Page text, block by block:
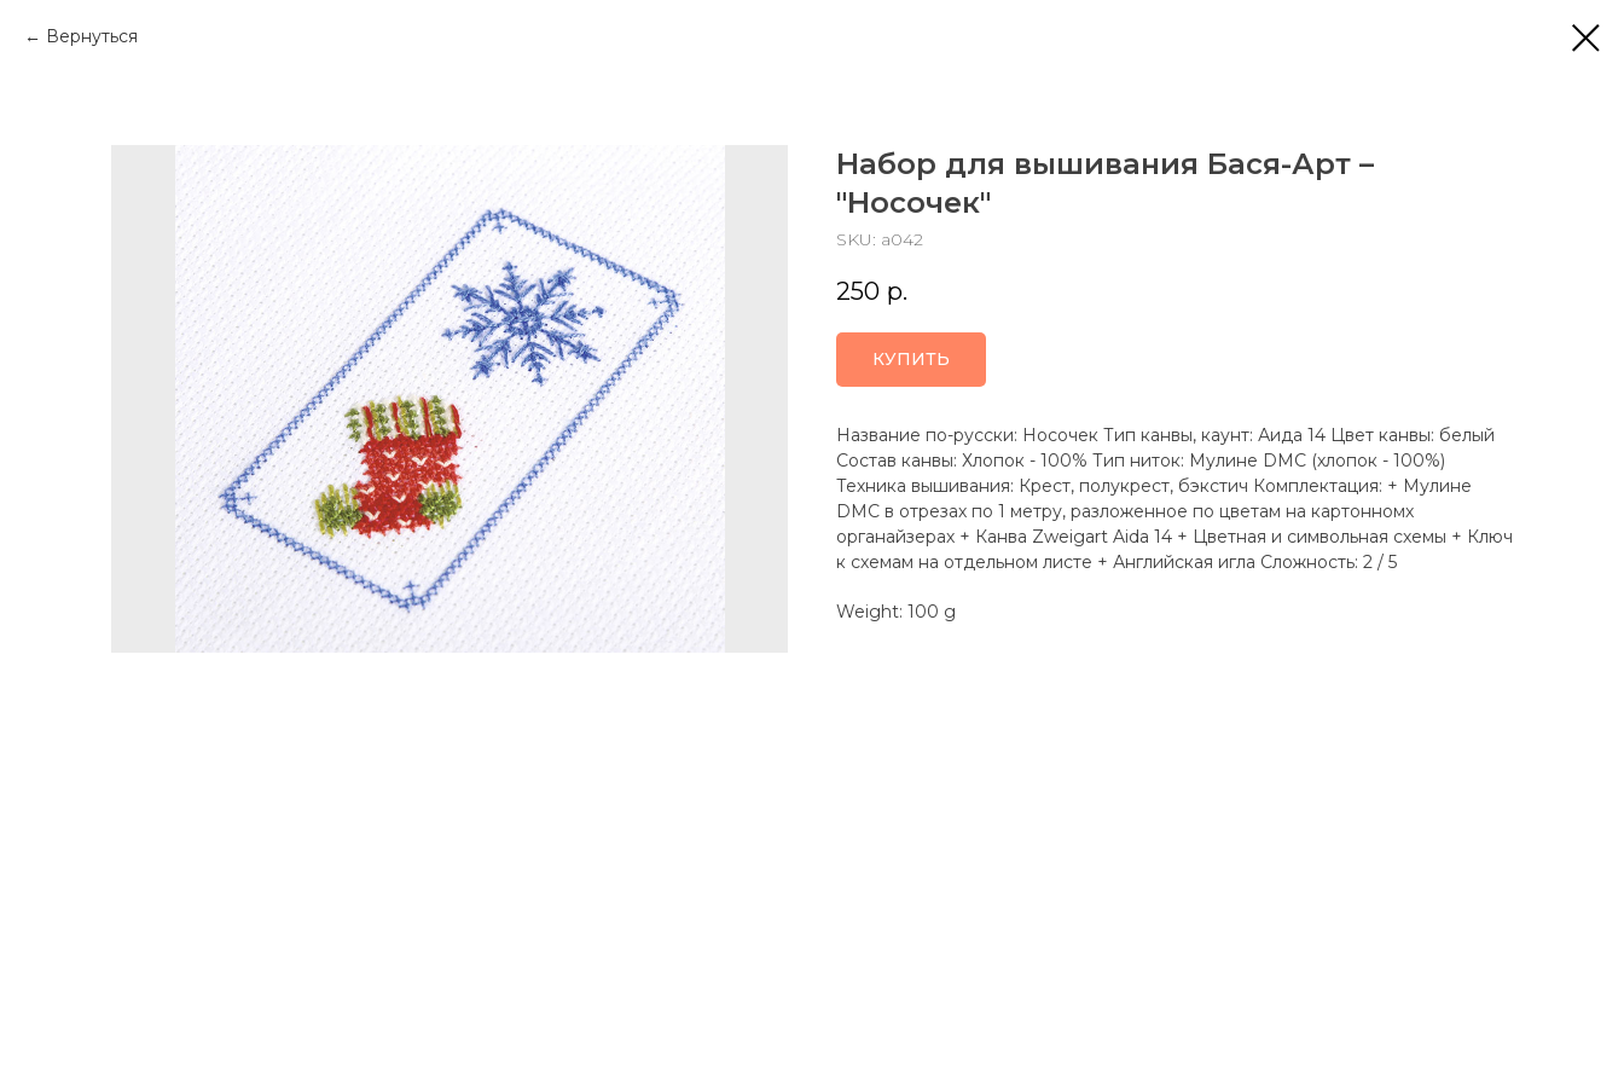
Вернуться
Набор для вышивания Бася-Арт –
"Носочек"
SKU: a042
250 р.
КУПИТЬ
Название по-русски: Носочек Тип канвы, каунт: Аида 14 Цвет канвы: белый
Состав канвы: Хлопок - 100% Тип ниток: Мулине DMC (хлопок - 100%)
Техника вышивания: Крест, полукрест, бэкстич Комплектация: + Мулине
DMC в отрезах по 1 метру, разложенное по цветам на картонномх
органайзерах + Канва Zweigart Aida 14 + Цветная и символьная схемы + Ключ
к схемам на отдельном листе + Английская игла Сложность: 2 / 5
Weight: 100 g